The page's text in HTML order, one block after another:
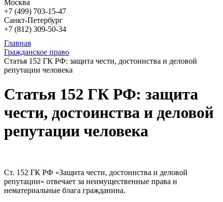
Москва
+7 (499) 703-15-47
Санкт-Петербург
+7 (812) 309-50-34
Главная
Гражданское право
Статья 152 ГК РФ: защита чести, достоинства и деловой
репутации человека
Статья 152 ГК РФ: защита
чести, достоинства и деловой
репутации человека
Ст. 152 ГК РФ «Защита чести, достоинства и деловой
репутации» отвечает за неимущественные права и
нематериальные блага гражданина.